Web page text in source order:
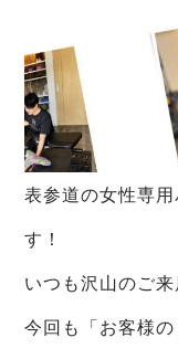
表参道の女性専
す！
いつも沢山のご
今回も「お客様